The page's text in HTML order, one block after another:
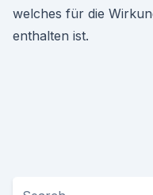
welches für die
enthalten ist.